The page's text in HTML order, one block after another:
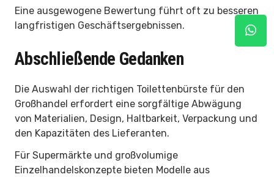
Eine ausgewogene Bewertung führt oft zu besseren
langfristigen Geschäftsergebnissen.
Abschließende Gedanken
Die Auswahl der richtigen Toilettenbürste für den
Großhandel erfordert eine sorgfältige Abwägung
von Materialien, Design, Haltbarkeit, Verpackung und
den Kapazitäten des Lieferanten.
Für Supermärkte und großvolumige
Einzelhandelskonzepte bieten Modelle aus